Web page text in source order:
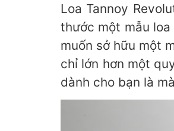
Loa Tannoy
thước một mẫu
muốn sở hữu một
chỉ lớn hơn một
dành cho bạn là